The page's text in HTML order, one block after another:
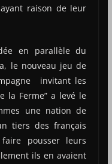
raison de leur
en parallèle du
le nouveau jeu de
invitant les
la Ferme” a levé le
une nation de
tiers des français
pousser leurs
ils en avaient